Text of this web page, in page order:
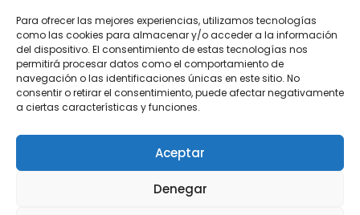
Para ofrecer las mejores experiencias, utilizamos tecnologías
como las cookies para almacenar y/o acceder a la información
del dispositivo. El consentimiento de estas tecnologías nos
permitirá procesar datos como el comportamiento de
navegación o las identificaciones únicas en este sitio. No
consentir o retirar el consentimiento, puede afectar negativamente
a ciertas características y funciones.
Aceptar
Denegar
Contacto
Ateneo de Málaga
calle Compañía, nº 2.
29008 Málaga
Mail:
info@lacartamalacitana.org
Website: https://www.lacartamalacitana.org/